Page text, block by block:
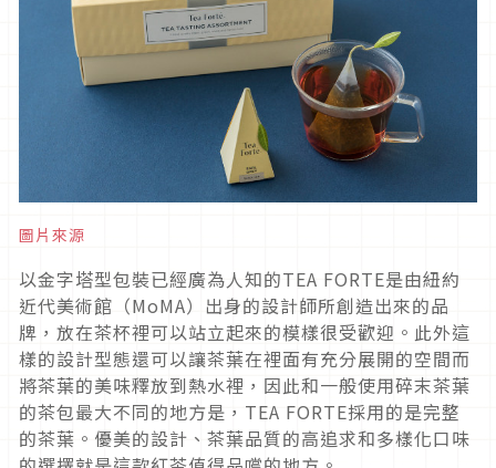
圖片來源
以金字塔型包裝已經廣為人知的TEA FORTE是由紐約
近代美術館（MoMA）出身的設計師所創造出來的品
牌，放在茶杯裡可以站立起來的模樣很受歡迎。此外這
樣的設計型態還可以讓茶葉在裡面有充分展開的空間而
將茶葉的美味釋放到熱水裡，因此和一般使用碎末茶葉
的茶包最大不同的地方是，TEA FORTE採用的是完整
的茶葉。優美的設計、茶葉品質的高追求和多樣化口味